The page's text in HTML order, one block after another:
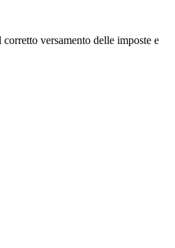
versamento delle imposte e